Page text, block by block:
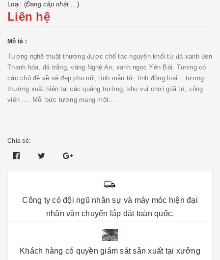
Loại: (Đang cập nhật ...)
Liên hệ
Mô tả :
Tượng nghệ thuật thường được chế tác nguyên khối từ đá xanh đen
Thanh hóa, đá trắng, vàng Nghệ An, xanh ngọc Yên Bái. Tượng có
các chủ đề về vẻ đẹp phụ nữ, tình mẫu tử, tình đồng loại... tượng
thường xuất hiện tại các quảng trường, khu vui chơi giải trí, công
viên .... Mỗi bức tượng mang một...
Chia sẻ:
Công ty có đội ngũ nhân sự và máy móc hiện đại
nhận vận chuyển lắp đặt toàn quốc.
Khách hàng có quyền giám sát sản xuất tại xưởng